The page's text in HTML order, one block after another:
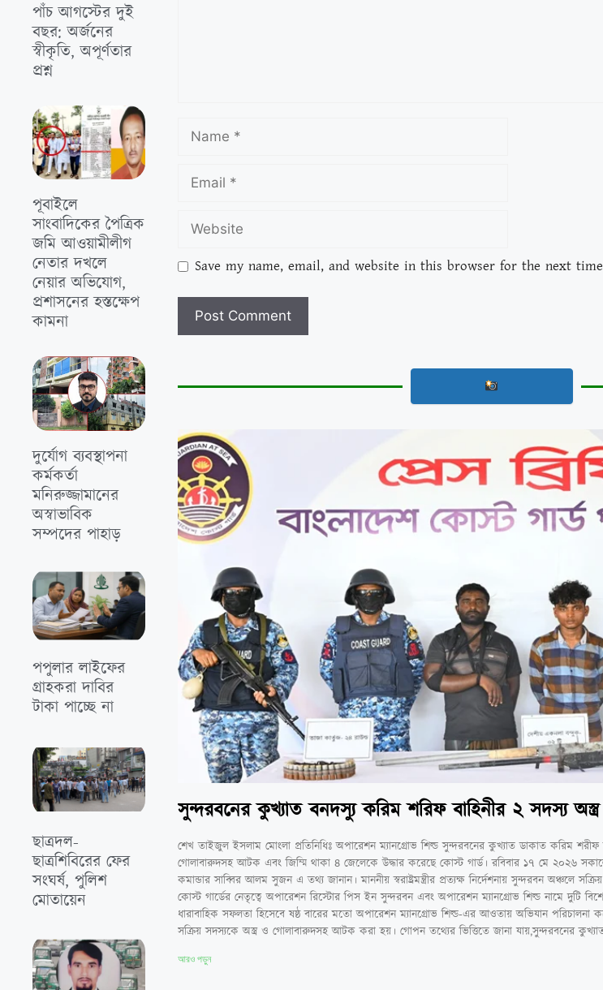
পাঁচ আগস্টের দুই
বছর: অর্জনের
স্বীকৃতি, অপূর্ণতার
প্রশ্ন
পূবাইলে
সাংবাদিকের পৈত্রিক
জমি আওয়ামীলীগ
নেতার দখলে
নেয়ার অভিযোগ,
প্রশাসনের হস্তক্ষেপ
কামনা
দুর্যোগ ব্যবস্থাপনা
কর্মকর্তা
মনিরুজ্জামানের
অস্বাভাবিক
সম্পদের পাহাড়
পপুলার লাইফের
গ্রাহকরা দাবির
টাকা পাচ্ছে না
ছাত্রদল-
ছাত্রশিবিরের ফের
সংঘর্ষ, পুলিশ
মোতায়েন
Save my name, email, and website in this browser for the next
সুন্দরবনের কুখ্যাত বনদস্যু করিম শরিফ বাহিনীর ২ সদস্য
শেখ তাইজুল ইসলাম মোংলা প্রতিনিধিঃ অপারেশন ম্যানগ্রোভ শিল্ড সুন্দরবনের কুখ্যাত ডাকাত করিম শরীফ
গোলাবারুদসহ আটক এবং জিম্মি থাকা ৪ জেলেকে উদ্ধার করেছে কোস্ট গার্ড। রবিবার ১৭ মে ২০২৬ সকালে
কমান্ডার সাব্বির আলম সুজন এ তথ্য জানান। মাননীয় স্বরাষ্ট্রমন্ত্রীর প্রত্যক্ষ নির্দেশনায় সুন্দরবন অঞ্চলে
কোস্ট গার্ডের নেতৃত্বে অপারেশন রিস্টোর পিস ইন সুন্দরবন এবং অপারেশন ম্যানগ্রোভ শিল্ড নামে দুটি
ধারাবাহিক সফলতা হিসেবে ষষ্ঠ বারের মতো অপারেশন ম্যানগ্রোভ শিল্ড-এর আওতায় অভিযান
সক্রিয় সদস্যকে অস্ত্র ও গোলাবারুদসহ আটক করা হয়। গোপন তথ্যের ভিত্তিতে জানা যায়,সুন্দরবনের
আরও পড়ুন